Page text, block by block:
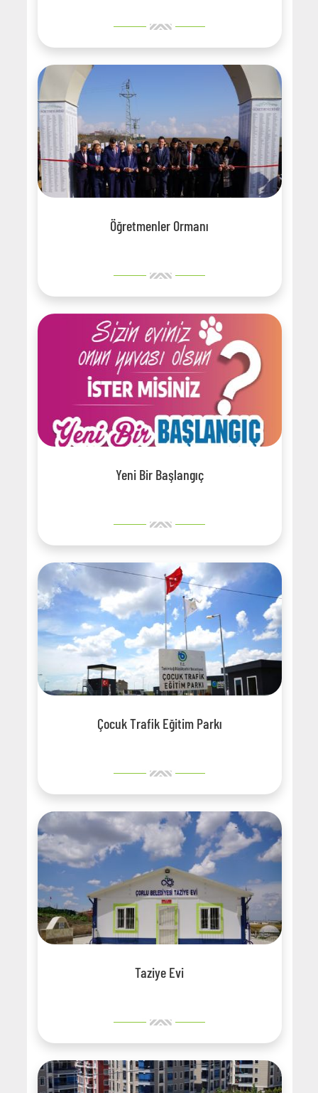
Öğretmenler Ormanı
Yeni Bir Başlangıç
Çocuk Trafik Eğitim Parkı
Taziye Evi